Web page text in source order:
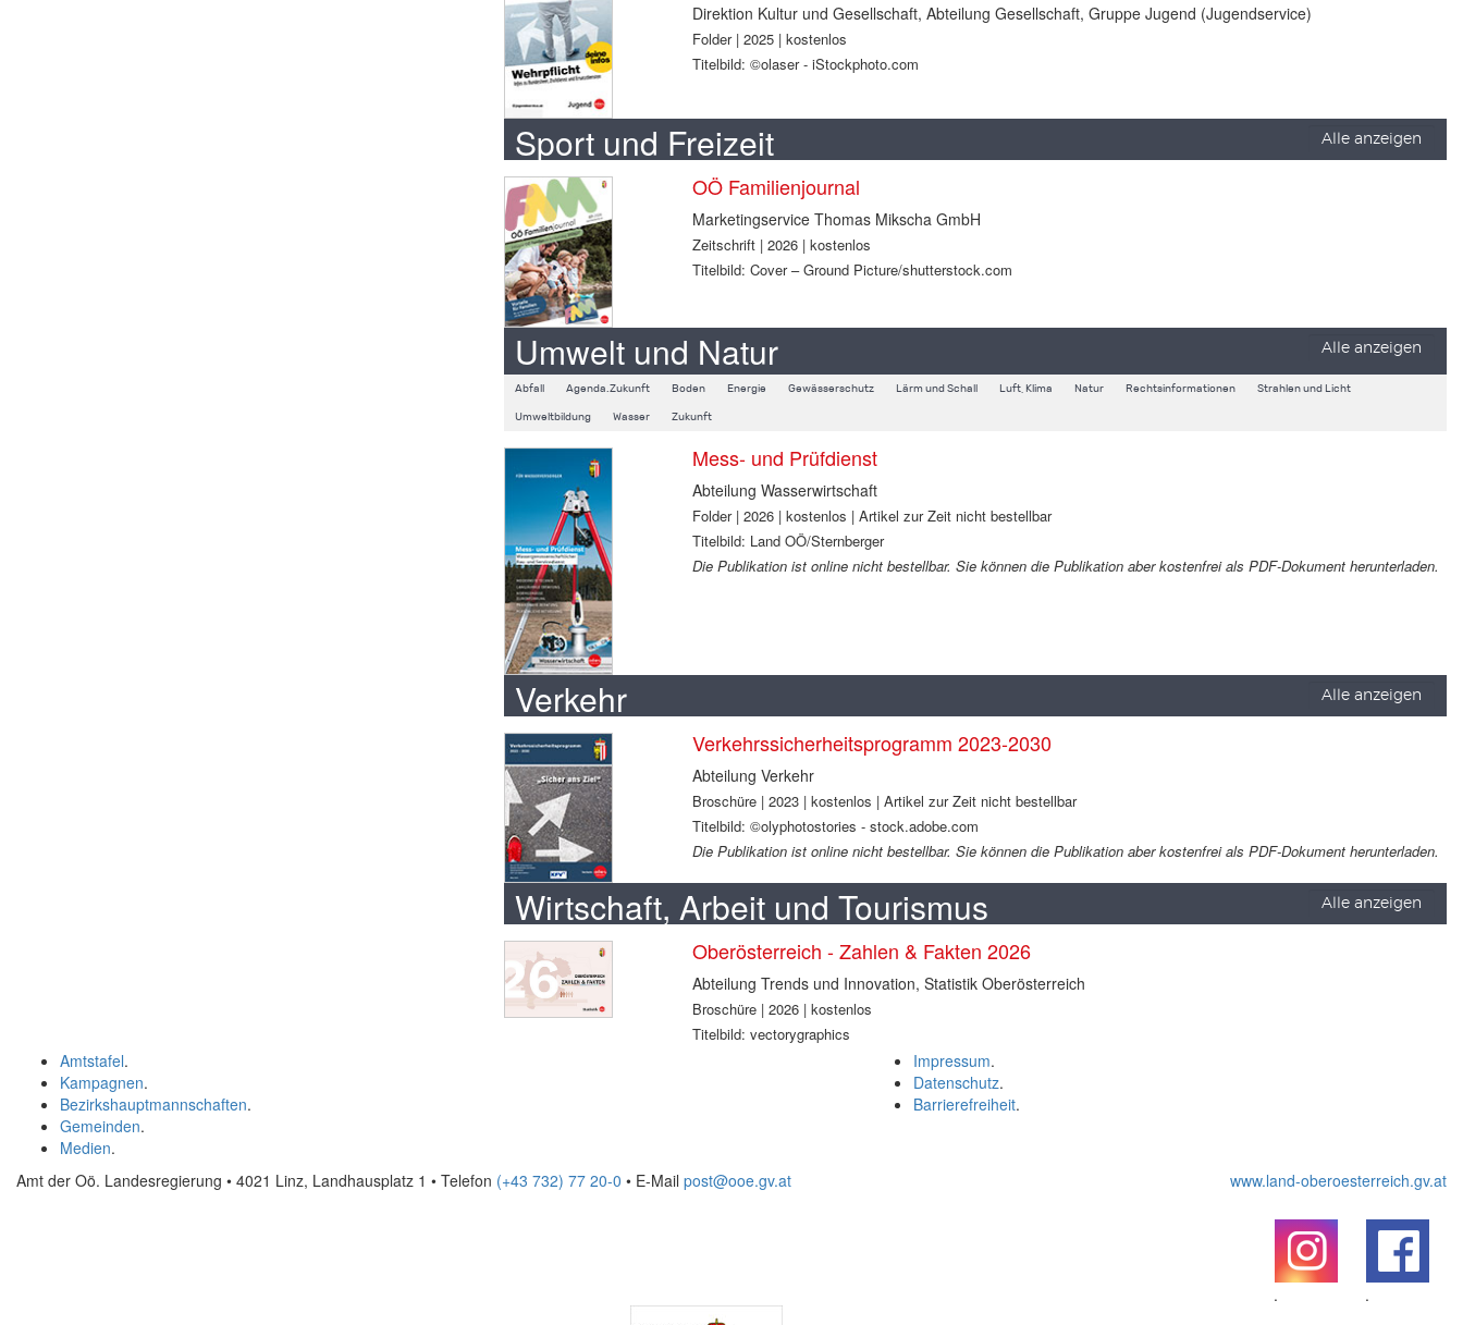
Direktion Kultur und Gesellschaft, Abteilung Gesellschaft, Gruppe Jugend (Jugendservice)
Folder | 2025 | kostenlos
Titelbild: ©olaser - iStockphoto.com
Sport und Freizeit Alle anzeigen
OÖ Familienjournal
Marketingservice Thomas Mikscha GmbH
Zeitschrift | 2026 | kostenlos
Titelbild: Cover – Ground Picture/shutterstock.com
Umwelt und Natur Alle anzeigen
Abfall Agenda.Zukunft Boden Energie Gewässerschutz Lärm und Schall Luft, Klima Natur Rechtsinformationen Strahlen und Licht
Umweltbildung Wasser Zukunft
Mess- und Prüfdienst
Abteilung Wasserwirtschaft
Folder | 2026 | kostenlos | Artikel zur Zeit nicht bestellbar
Titelbild: Land OÖ/Sternberger
Die Publikation ist online nicht bestellbar. Sie können die Publikation aber kostenfrei als PDF-Dokument herunterladen.
Verkehr Alle anzeigen
Verkehrssicherheitsprogramm 2023-2030
Abteilung Verkehr
Broschüre | 2023 | kostenlos | Artikel zur Zeit nicht bestellbar
Titelbild: ©olyphotostories - stock.adobe.com
Die Publikation ist online nicht bestellbar. Sie können die Publikation aber kostenfrei als PDF-Dokument herunterladen.
Wirtschaft, Arbeit und Tourismus Alle anzeigen
Oberösterreich - Zahlen & Fakten 2026
Abteilung Trends und Innovation, Statistik Oberösterreich
Broschüre | 2026 | kostenlos
Titelbild: vectorygraphics
Impressum.
Datenschutz.
Barrierefreiheit.
Amtstafel.
Kampagnen.
Bezirkshauptmannschaften.
Gemeinden.
Medien.
Amt der Oö. Landesregierung • 4021 Linz, Landhausplatz 1 • Telefon (+43 732) 77 20-0 • E-Mail post@ooe.gv.at www.land-oberoesterreich.gv.at
.
.